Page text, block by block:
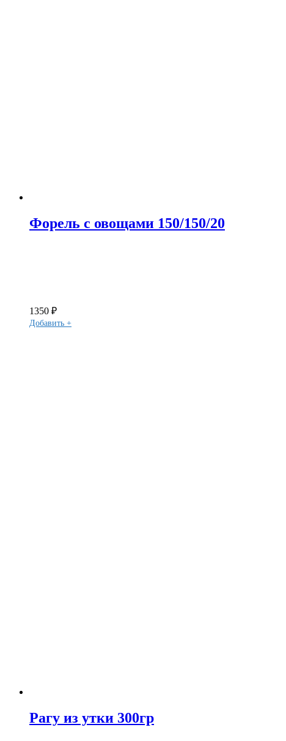
Форель с овощами 150/150/20
1350 ₽
Добавить +
Рагу из утки 300гр